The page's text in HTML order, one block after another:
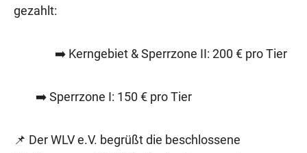
gezahlt:
➡️ Kerngebiet & Sperrzone II: 200 € pro Tier
➡️ Sperrzone I: 150 € pro Tier
📌 Der WLV e.V. begrüßt die beschlossene